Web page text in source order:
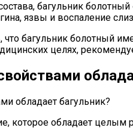
багульник
язвы и воспаление
что багульник болотный
целях,
которое обладает целым